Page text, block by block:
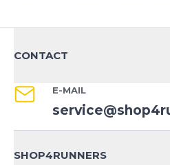
CONTACT
E-MAIL
SHOP4RUNNERS